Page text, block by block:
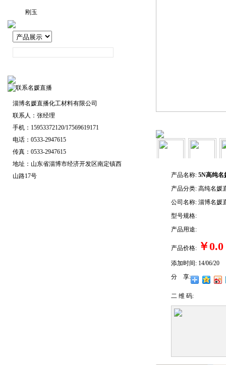
产品名称: 5N高纯名
产品分类: 高纯名媛
公司名称: 淄博名媛
型号规格:
产品用途:
产品价格: ￥0.0
添加时间: 14/06/20
分 享:
二 维 码:
刚玉
淄博名媛直播化工材料有限公司
联系人：张经理
手机：15953372120/17569619171
电话：0533-2947615
传真：0533-2947615
地址：山东省淄博市经济开发区南定镇西
山路17号